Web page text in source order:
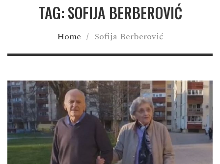
TAG: SOFIJA BERBEROVIĆ
Home / Sofija Berberović